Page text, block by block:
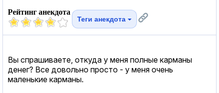
Рейтинг анекдота
Теги анекдота
Вы спрашиваете, откуда у меня полные карманы
денег? Все довольно просто - у меня очень
маленькие карманы.